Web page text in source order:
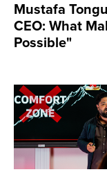
Mustafa
CEO: What
Possible"